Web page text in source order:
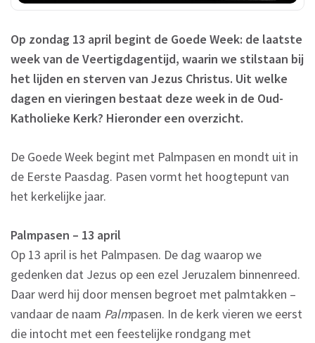
Op zondag 13 april begint de Goede Week: de laatste
week van de Veertigdagentijd, waarin we stilstaan bij
het lijden en sterven van Jezus Christus. Uit welke
dagen en vieringen bestaat deze week in de Oud-
Katholieke Kerk? Hieronder een overzicht.
De Goede Week begint met Palmpasen en mondt uit in
de Eerste Paasdag. Pasen vormt het hoogtepunt van
het kerkelijke jaar.
Palmpasen – 13 april
Op 13 april is het Palmpasen. De dag waarop we
gedenken dat Jezus op een ezel Jeruzalem binnenreed.
Daar werd hij door mensen begroet met palmtakken –
vandaar de naam Palmpasen. In de kerk vieren we eerst
die intocht met een feestelijke rondgang met